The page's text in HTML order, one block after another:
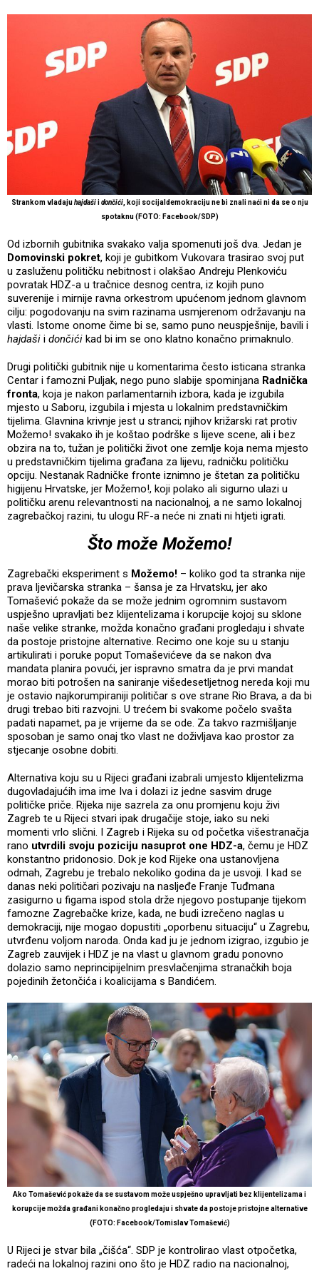
Strankom vladajuhajdašiidončići, koji socijaldemokraciju ne bi znali naći ni da se o nju
spotaknu (FOTO: Facebook/SDP)
Od izbornih gubitnika svakako valja spomenuti još dva. Jedan je
Domovinski pokret, koji je gubitkom Vukovara trasirao svoj put
u zasluženu političku nebitnost i olakšao Andreju Plenkoviću
povratak HDZ-a u tračnice desnog centra, iz kojih puno
suverenije i mirnije ravna orkestrom upućenom jednom glavnom
cilju: pogodovanju na svim razinama usmjerenom održavanju na
vlasti. Istome onome čime bi se, samo puno neuspješnije, bavili i
hajdaši i dončići kad bi im se ono klatno konačno primaknulo.
Drugi politički gubitnik nije u komentarima često isticana stranka
Centar i famozni Puljak, nego puno slabije spominjana Radnička
fronta, koja je nakon parlamentarnih izbora, kada je izgubila
mjesto u Saboru, izgubila i mjesta u lokalnim predstavničkim
tijelima. Glavnina krivnje jest u stranci; njihov križarski rat protiv
Možemo! svakako ih je koštao podrške s lijeve scene, ali i bez
obzira na to, tužan je politički život one zemlje koja nema mjesto
u predstavničkim tijelima građana za lijevu, radničku političku
opciju. Nestanak Radničke fronte iznimno je štetan za političku
higijenu Hrvatske, jer Možemo!, koji polako ali sigurno ulazi u
političku arenu relevantnosti na nacionalnoj, a ne samo lokalnoj
zagrebačkoj razini, tu ulogu RF-a neće ni znati ni htjeti igrati.
Što može Možemo!
Zagrebački eksperiment s Možemo! – koliko god ta stranka nije
prava ljevičarska stranka – šansa je za Hrvatsku, jer ako
Tomašević pokaže da se može jednim ogromnim sustavom
uspješno upravljati bez klijentelizama i korupcije kojoj su sklone
naše velike stranke, možda konačno građani progledaju i shvate
da postoje pristojne alternative. Recimo one koje su u stanju
artikulirati i poruke poput Tomaševićeve da se nakon dva
mandata planira povući, jer ispravno smatra da je prvi mandat
morao biti potrošen na saniranje višedesetljetnog nereda koji mu
je ostavio najkorumpiraniji političar s ove strane Rio Brava, a da bi
drugi trebao biti razvojni. U trećem bi svakome počelo svašta
padati napamet, pa je vrijeme da se ode. Za takvo razmišljanje
sposoban je samo onaj tko vlast ne doživljava kao prostor za
stjecanje osobne dobiti.
Alternativa koju su u Rijeci građani izabrali umjesto klijentelizma
dugovladajućih ima ime Iva i dolazi iz jedne sasvim druge
političke priče. Rijeka nije sazrela za onu promjenu koju živi
Zagreb te u Rijeci stvari ipak drugačije stoje, iako su neki
momenti vrlo slični. I Zagreb i Rijeka su od početka višestranačja
rano utvrdili svoju poziciju nasuprot one HDZ-a, čemu je HDZ
konstantno pridonosio. Dok je kod Rijeke ona ustanovljena
odmah, Zagrebu je trebalo nekoliko godina da je usvoji. I kad se
danas neki političari pozivaju na nasljeđe Franje Tuđmana
zasigurno u figama ispod stola drže njegovo postupanje tijekom
famozne Zagrebačke krize, kada, ne budi izrečeno naglas u
demokraciji, nije mogao dopustiti „oporbenu situaciju“ u Zagrebu,
utvrđenu voljom naroda. Onda kad ju je jednom izigrao, izgubio je
Zagreb zauvijek i HDZ je na vlast u glavnom gradu ponovno
dolazio samo neprincipijelnim presvlačenjima stranačkih boja
pojedinih žetončića i koalicijama s Bandićem.
Ako Tomašević pokaže da se sustavom može uspješno upravljati bez klijentelizama i
korupcije možda građani konačno progledaju i shvate da postoje pristojne alternative
(FOTO: Facebook/Tomislav Tomašević)
U Rijeci je stvar bila „čišća“. SDP je kontrolirao vlast otpočetka,
radeći na lokalnoj razini ono što je HDZ radio na nacionalnoj,